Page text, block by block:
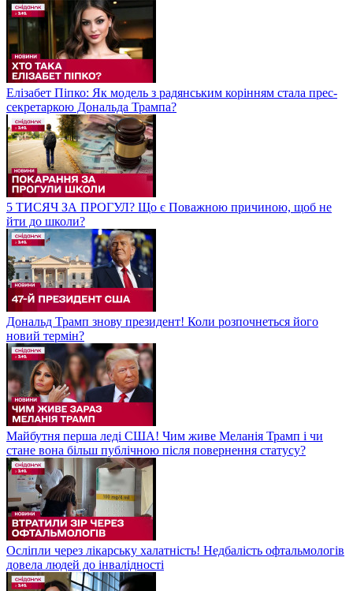
Елізабет Піпко: Як модель з радянським корінням стала прес-
секретаркою Дональда Трампа?
5 ТИСЯЧ ЗА ПРОГУЛ? Що є Поважною причиною, щоб не
йти до школи?
Дональд Трамп знову президент! Коли розпочнеться його
новий термін?
Майбутня перша леді США! Чим живе Меланія Трамп і чи
стане вона більш публічною після повернення статусу?
Осліпли через лікарську халатність! Недбалість офтальмологів
довела людей до інвалідності